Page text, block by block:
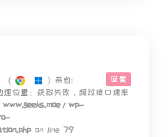
回复
( ) 来自:
位置：获取失败，超过接口速率
wp-
on line 79